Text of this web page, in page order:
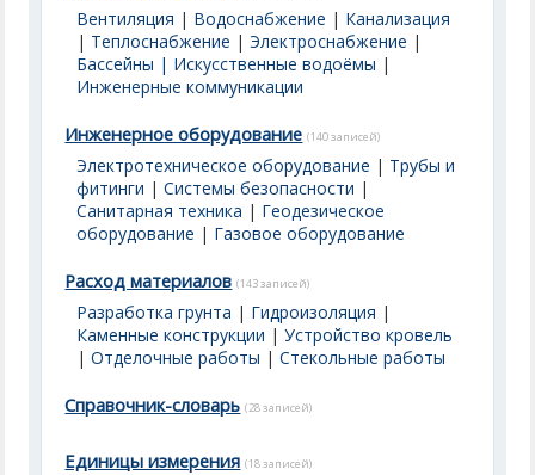
Вентиляция | Водоснабжение | Канализация
| Теплоснабжение |Электроснабжение |
Бассейны | Искусственные водоёмы |
Инженерные коммуникации
Инженерное оборудование (140 записей)
Электротехническое оборудование | Трубы и
фитинги |Системы безопасности |
Санитарная техника | Геодезическое
оборудование | Газовое оборудование
Расход материалов (143 записей)
Разработка грунта | Гидроизоляция |
Каменные конструкции |Устройство кровель
|Отделочные работы |Стекольные работы
Справочник-словарь (28 записей)
Единицы измерения (18 записей)